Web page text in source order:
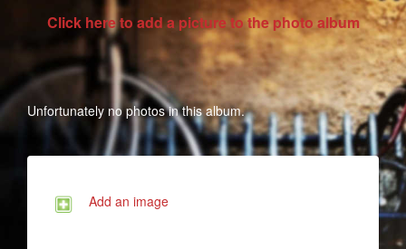
Click here to add a picture to the photo album
Unfortunately no photos in this album.
Add an image